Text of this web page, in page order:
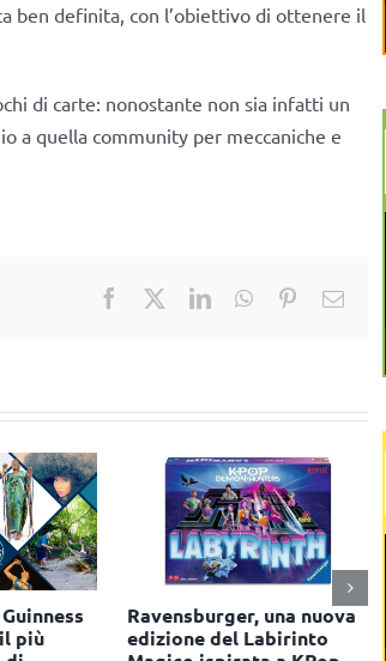
ben definita, con l’obiettivo di ottenere il
di carte: nonostante non sia infatti un
a quella community per meccaniche e
Facebook LinkedInWhatsApp
PinterestEmail
la
Pokémon festeggia due
anniversari e conquista il